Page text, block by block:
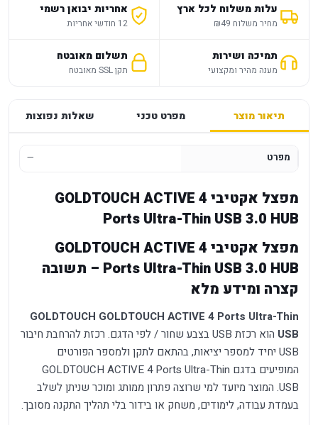
עלות משלוח לכל ארץ
מחיר משלוח ₪49
אחריות יבואן רשמי
12 חודשי אחריות
תמיכה ושירות
מענה מהיר ומקצועי
תשלום מאובטח
תקן SSL מאובטח
תיאור מוצר מפרט טכני שאלות נפוצות
מפרט —
מפצל אקטיבי GOLDTOUCH ACTIVE 4
Ports Ultra-Thin USB 3.0 HUB
מפצל אקטיבי GOLDTOUCH ACTIVE 4
Ports Ultra-Thin USB 3.0 HUB – תשובה
קצרה ומידע מלא
GOLDTOUCH GOLDTOUCH ACTIVE 4 Ports Ultra-Thin
USB
הוא רכזת USB בצבע שחור / לפי הדגם. רכזת להרחבת חיבור
USB יחיד למספר יציאות, בהתאם לתקן ולמספר הפורטים
המופיעים בדגם GOLDTOUCH ACTIVE 4 Ports Ultra-Thin
USB. המוצר מיועד למי שרוצה פתרון ממותג ומוכר שניתן לשלב
בעמדת עבודה, לימודים, משחק או בידור בלי תהליך התקנה מסובך.